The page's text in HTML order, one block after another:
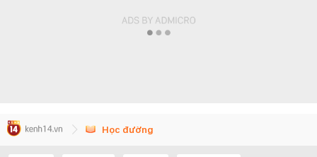
Học đường